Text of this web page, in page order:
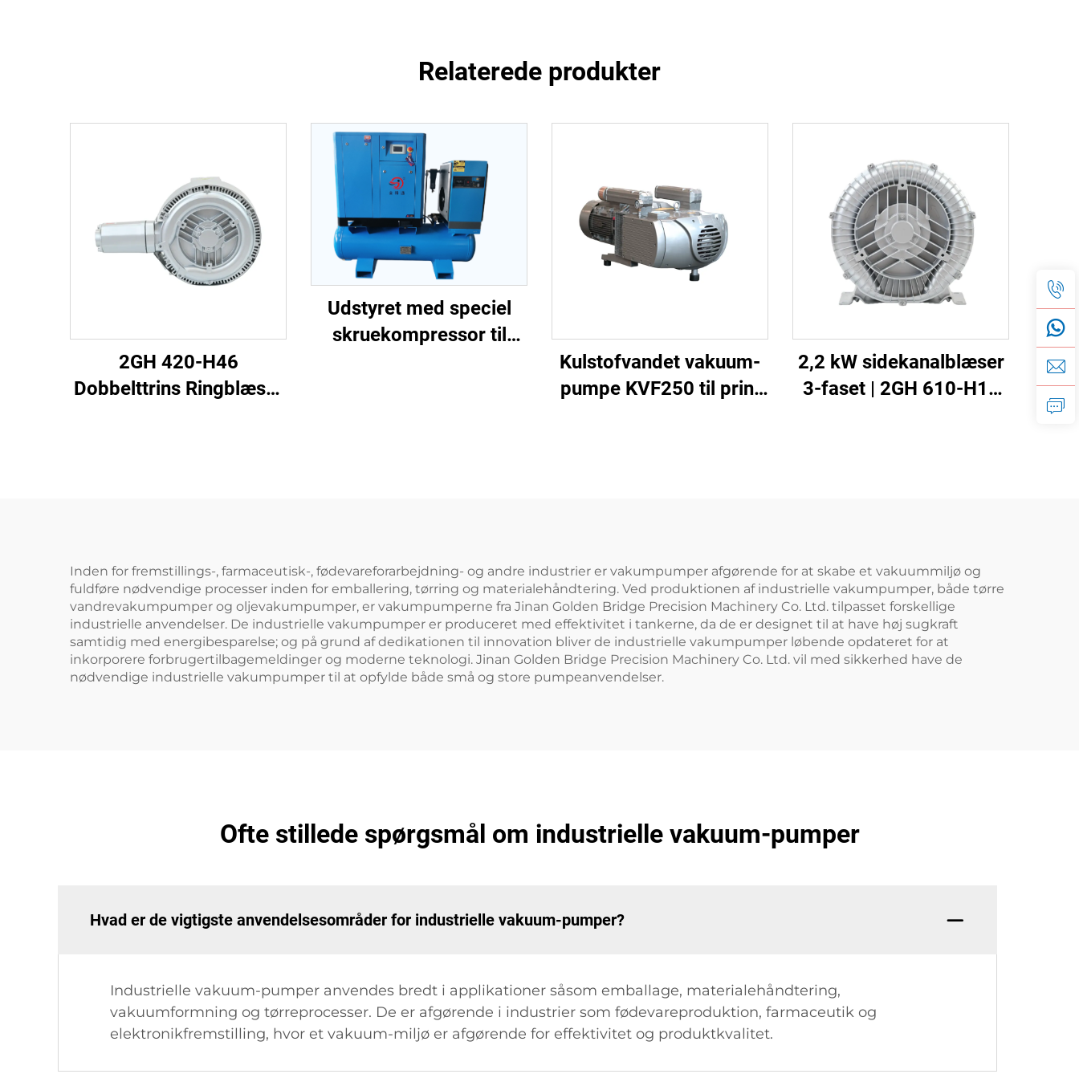
Relaterede produkter
2GH 420-H46
Dobbelttrins Ringblæser
Udstyret med speciel
skruekompressor til
Kulstofvandet vakuum-
pumpe KVF250 til print
2,2 kW sidekanalblæser
3-faset | 2GH 610-H16
Inden for fremstillings-, farmaceutisk-, fødevareforarbejdning- og andre industrier er vakumpumper afgørende for at skabe et vakuummiljø og
fuldføre nødvendige processer inden for emballering, tørring og materialehåndtering. Ved produktionen af industrielle vakumpumper, både tørre
vandrevakumpumper og oljevakumpumper, er vakumpumperne fra Jinan Golden Bridge Precision Machinery Co. Ltd. tilpasset forskellige
industrielle anvendelser. De industrielle vakumpumper er produceret med effektivitet i tankerne, da de er designet til at have høj sugkraft
samtidig med energibesparelse; og på grund af dedikationen til innovation bliver de industrielle vakumpumper løbende opdateret for at
inkorporere forbrugertilbagemeldinger og moderne teknologi. Jinan Golden Bridge Precision Machinery Co. Ltd. vil med sikkerhed have de
nødvendige industrielle vakumpumper til at opfylde både små og store pumpeanvendelser.
Ofte stillede spørgsmål om industrielle vakuum-pumper
Hvad er de vigtigste anvendelsesområder for industrielle vakuum-pumper?
Industrielle vakuum-pumper anvendes bredt i applikationer såsom emballage, materialehåndtering,
vakuumformning og tørreprocesser. De er afgørende i industrier som fødevareproduktion, farmaceutik og
elektronikfremstilling, hvor et vakuum-miljø er afgørende for effektivitet og produktkvalitet.